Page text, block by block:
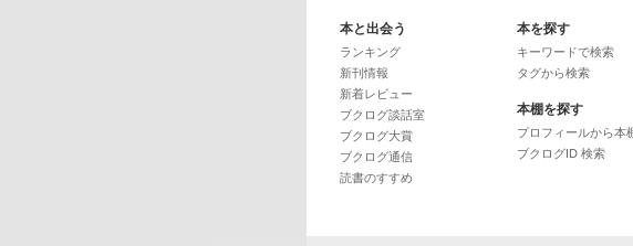
本と出会う
ランキング
新刊情報
新着レビュー
ブクログ談話室
ブクログ大賞
ブクログ通信
読書のすすめ
本を探す
キーワードで検索
タグから検索
本棚を探す
プロフィールから本
ブクログID 検索